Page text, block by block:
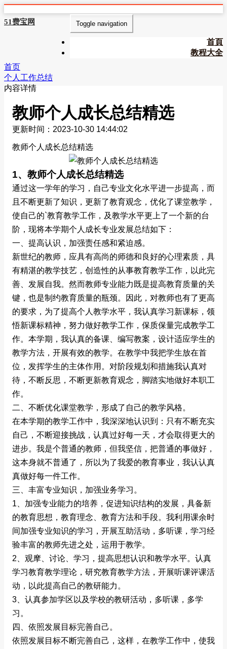
51费宝网 Toggle navigation
首頁
教程大全
首页
个人工作总结
内容详情
教师个人成长总结精选
更新时间：2023-10-30 14:44:02
教师个人成长总结精选
1、教师个人成长总结精选
通过这一学年的学习，自己专业文化水平进一步提高，而
且不断更新了知识，更新了教育观念，优化了课堂教学，
使自己的`教育教学工作，及教学水平更上了一个新的台
阶，现将本学期个人成长专业发展总结如下：
一、提高认识，加强责任感和紧迫感。
新世纪的教师，应具有高尚的师德和良好的心理素质，具
有精湛的教学技艺，创造性的从事教育教学工作，以此完
善、发展自我。然而教师专业能力既是提高教育质量的关
键，也是制约教育质量的瓶颈。因此，对教师也有了更高
的要求，为了提高个人教学水平，我认真学习新课标，领
悟新课标精神，努力做好教学工作，保质保量完成教学工
作。本学期，我认真的备课、编写教案，设计适应学生的
教学方法，开展有效的教学。在教学中我把学生放在首
位，发挥学生的主体作用。对阶段规划和措施我认真对
待，不断反思，不断更新教育观念，脚踏实地做好本职工
作。
二、不断优化课堂教学，形成了自己的教学风格。
在本学期的教学工作中，我深深地认识到：只有不断充实
自己，不断迎接挑战，认真过好每一天，才会取得更大的
进步。我是个普通的教师，但我坚信，把普通的事做好，
这本身就不普通了，所以为了我爱的教育事业，我认认真
真做好每一件工作。
三、丰富专业知识，加强业务学习。
1、加强专业能力的培养，促进知识结构的发展，具备新
的教育思想，教育理念、教育方法和手段。我利用课余时
间加强专业知识的学习，开展互助活动，多听课，学习经
验丰富的教师先进之处，运用于教学。
2、观摩、讨论、学习，提高思想认识和教学水平。认真
学习教育教学理论，研究教育教学方法，开展听课评课活
动，以此提高自己的教研能力。
3、认真参加学区以及学校的教研活动，多听课，多学
习。
四、依照发展目标完善自己。
依照发展目标不断完善自己，这样，在教学工作中，使我